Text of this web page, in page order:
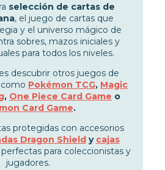
THE GATHERING
PIECE
selección de cartas de
, el juego de cartas que
y el universo mágico de
sobres, mazos iniciales y
para todos los niveles.
descubrir otros juegos de
Pokémon TCG, Magic
, One Piece Card Game o
Card Game.
protegidas con accesorios
Dragon Shieldy cajas
perfectas para coleccionistas y
jugadores.